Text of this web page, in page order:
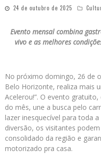
24 de outubro de 2025
Evento mensal combina
vivo e as melhores
No próximo domingo, 26 de
Belo Horizonte, realiza mais
Acelerou!”. O evento
do mês, une a busca pelo
lazer inesquecível para toda
diversão, os visitantes
consolidado da região e
motorizado pra casa.